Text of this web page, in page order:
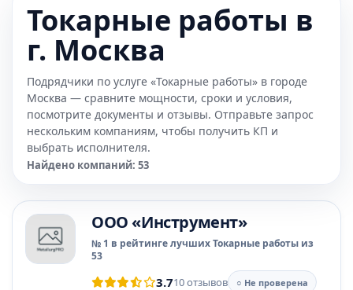
О сервисе Контакты
Токарные работы в
г. Москва
Подрядчики по услуге «Токарные работы» в городе
Москва — сравните мощности, сроки и условия,
посмотрите документы и отзывы. Отправьте запрос
нескольким компаниям, чтобы получить КП и
выбрать исполнителя.
Найдено компаний: 53
OOO «Инструмент»
№ 1 в рейтинге лучших Токарные работы из
53
3.710 отзывов
○ Не проверена